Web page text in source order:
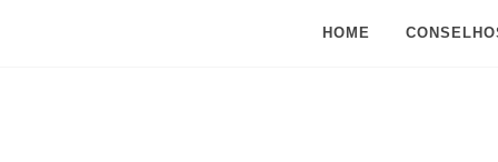
HOME